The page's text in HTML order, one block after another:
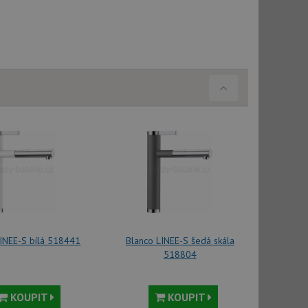
S bílá 518441
KOUPIT
Blanco LINEE-S šedá skála
518804
KOUPIT
zda prohlížeč
sledování
koncový uživatel